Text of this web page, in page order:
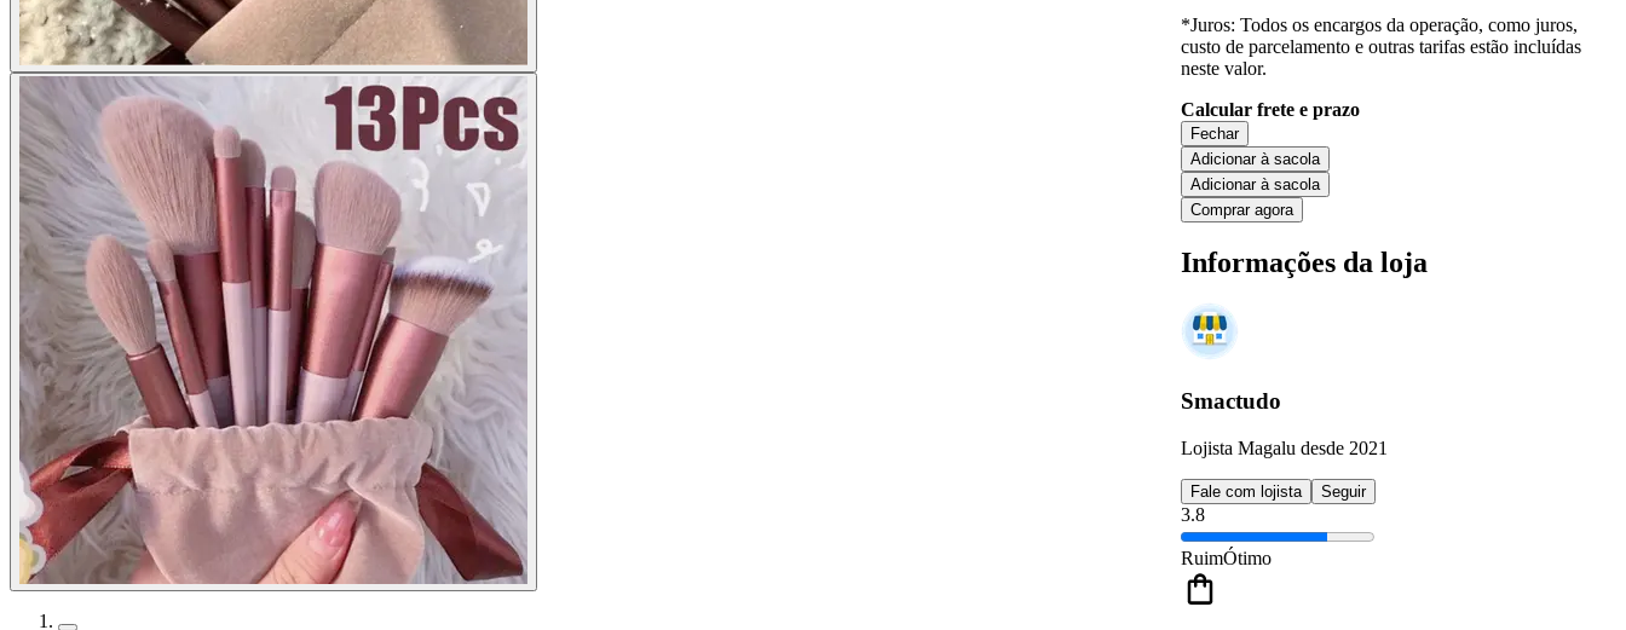
*Juros: Todos os encargos da operação, como juros,
custo de parcelamento e outras tarifas estão incluídas
neste valor.
Calcular frete e prazo
Fechar
Adicionar à sacola
Adicionar à sacola
Comprar agora
Informações da loja
Smactudo
Lojista Magalu desde 2021
Fale com lojista Seguir
3.8
RuimÓtimo